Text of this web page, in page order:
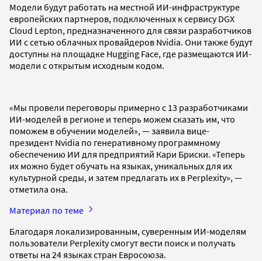
Модели будут работать на местной ИИ-инфраструктуре
европейских партнеров, подключенных к сервису DGX
Cloud Lepton, предназначенного для связи разработчиков
ИИ с сетью облачных провайдеров Nvidia. Они также будут
доступны на площадке Hugging Face, где размещаются ИИ-
модели с открытым исходным кодом.
«Мы провели переговоры примерно с 13 разработчиками
ИИ-моделей в регионе и теперь можем сказать им, что
поможем в обучении моделей», — заявила вице-
президент Nvidia по генеративному программному
обеспечению ИИ для предприятий Кари Бриски. «Теперь
их можно будет обучать на языках, уникальных для их
культурной среды, и затем предлагать их в Perplexity», —
отметила она.
Материал по теме
Благодаря локализированным, суверенным ИИ-моделям
пользователи Perplexity смогут вести поиск и получать
ответы на 24 языках стран Евросоюза.